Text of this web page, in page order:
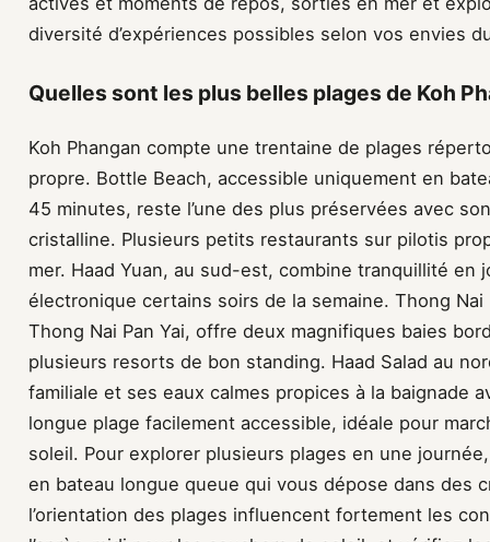
diversité d’expériences possibles selon vos envies
Quelles sont les plus belles plages de Koh
Koh Phangan compte une trentaine de plages
propre. Bottle Beach, accessible uniquement en
45 minutes, reste l’une des plus préservées avec
cristalline. Plusieurs petits restaurants sur pilotis
mer. Haad Yuan, au sud-est, combine tranquillité en
électronique certains soirs de la semaine. Thong
Thong Nai Pan Yai, offre deux magnifiques baies
plusieurs resorts de bon standing. Haad Salad au
familiale et ses eaux calmes propices à la baignade
longue plage facilement accessible, idéale pour
soleil. Pour explorer plusieurs plages en une
en bateau longue queue qui vous dépose dans des
l’orientation des plages influencent fortement les